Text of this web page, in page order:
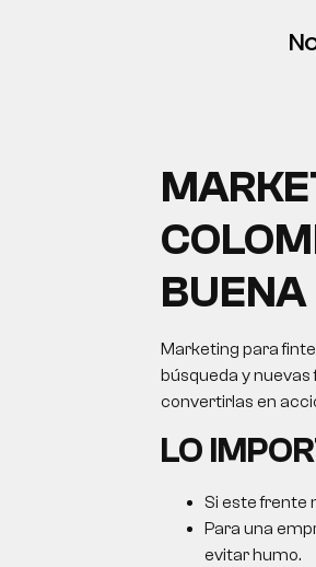
BUENA
Marketing para
búsqueda y nuevas
convertirlas en
LO
Si este frente
Para una
evitar humo.